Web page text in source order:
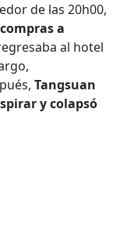
de las 20h00,
a
al hotel
Tangsuan
y colapsó